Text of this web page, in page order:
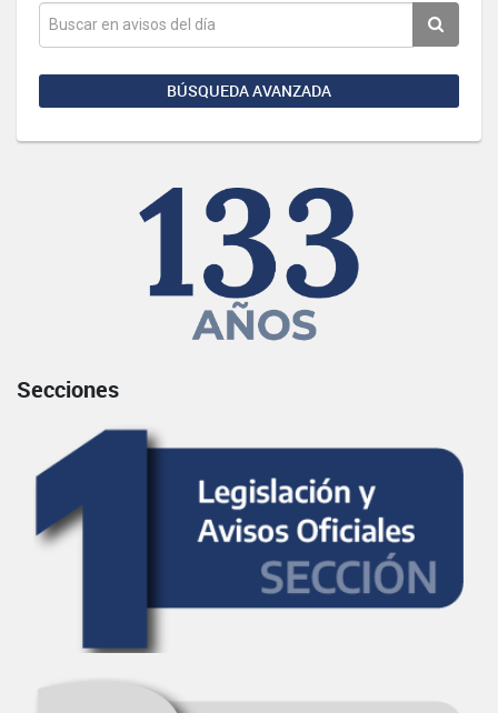
BÚSQUEDA AVANZADA
Secciones